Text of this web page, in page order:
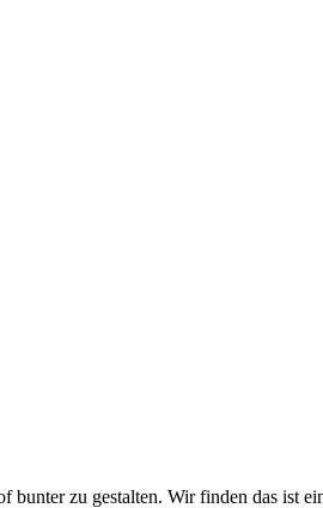
zu gestalten. Wir finden das ist